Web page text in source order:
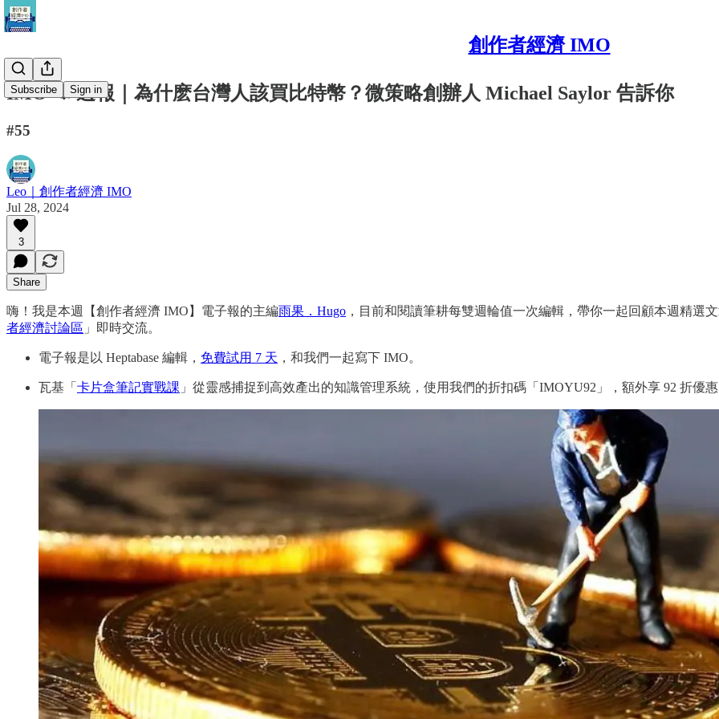
創作者經濟 IMO
Subscribe Sign in
IMO 📣 週報｜為什麽台灣人該買比特幣？微策略創辦人 Michael Saylor 告訴你
#55
Leo｜創作者經濟 IMO
Jul 28, 2024
3
Share
嗨！我是本週【創作者經濟 IMO】電子報的主編雨果．Hugo ，目前和閱讀筆耕每雙週輪值一次編輯，帶你一起回顧本週精選
者經濟討論區 」即時交流。
電子報是以 Heptabase 編輯， 免費試用 7 天 ，和我們一起寫下 IMO。
瓦基「 卡片盒筆記實戰課 」從靈感捕捉到高效產出的知識管理系統，使用我們的折扣碼「IMOYU92」，額外享 92 折優